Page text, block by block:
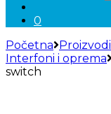
0
Početna Proizvodi
Interfoni i oprema
switch